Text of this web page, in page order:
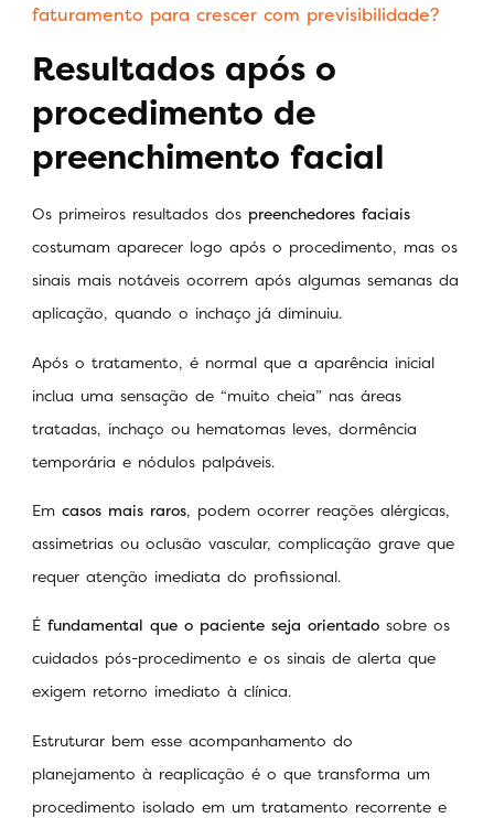
faturamento para crescer com previsibilidade?
Resultados após o
procedimento de
preenchimento facial
Os primeiros resultados dos preenchedores faciais
costumam aparecer logo após o procedimento, mas os
sinais mais notáveis ocorrem após algumas semanas da
aplicação, quando o inchaço já diminuiu.
Após o tratamento, é normal que a aparência inicial
inclua uma sensação de “muito cheia” nas áreas
tratadas, inchaço ou hematomas leves, dormência
temporária e nódulos palpáveis.
Em casos mais raros, podem ocorrer reações alérgicas,
assimetrias ou oclusão vascular, complicação grave que
requer atenção imediata do profissional.
É fundamental que o paciente seja orientado sobre os
cuidados pós-procedimento e os sinais de alerta que
exigem retorno imediato à clínica.
Estruturar bem esse acompanhamento do
planejamento à reaplicação é o que transforma um
procedimento isolado em um tratamento recorrente e